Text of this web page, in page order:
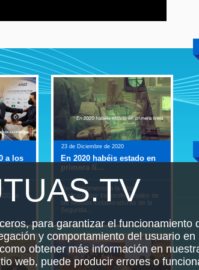
a los
la
23 de Diciembre de 2020
En 2020 habéis estado en
primera lí...
Reconocimiento a la labor
realizada por los profesionales de
las Mutuas colaboradoras de la
Segurida...
10
para garantizar el funcionamiento
y comportamiento del usuario
obtener más información en
web, puede producir errores o